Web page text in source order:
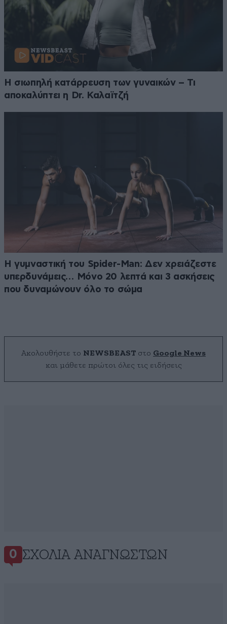
Η σιωπηλή κατάρρευση των γυναικών – Τι
αποκαλύπτει η Dr. Καλαϊτζή
Η γυμναστική του Spider-Man: Δεν χρειάζεστε
υπερδυνάμεις… Μόνο 20 λεπτά και 3 ασκήσεις
που δυναμώνουν όλο το σώμα
Ακολουθήστε το NEWSBEAST στο Google News
και μάθετε πρώτοι όλες τις ειδήσεις
0 ΣΧΌΛΙΑ ΑΝΑΓΝΩΣΤΏΝ